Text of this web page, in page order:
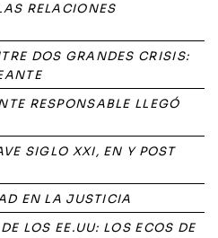
RELACIONES
DOS GRANDES CRISIS:
RESPONSABLE LLEGÓ
SIGLO XXI, EN Y POST
EN LA JUSTICIA
LOS EE.UU: LOS ECOS DE